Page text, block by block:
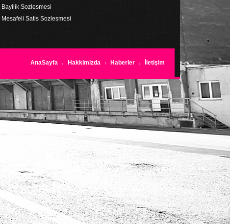
Bayilik Sozlesmesi
Mesafeli Satis Sozlesmesi
AnaSayfa Hakkimizda Haberler İletişim